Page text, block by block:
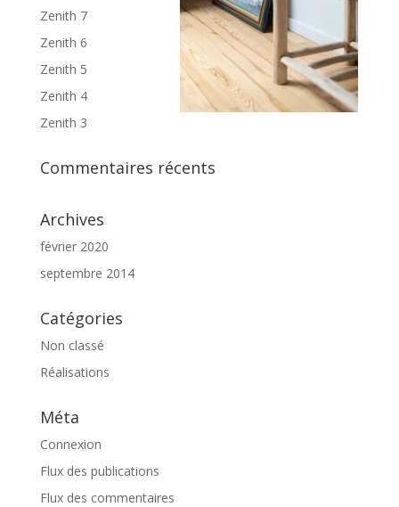
Zenith 7
Zenith 6
Zenith 5
Zenith 4
Zenith 3
Commentaires récents
Archives
février 2020
septembre 2014
Catégories
Non classé
Réalisations
Méta
Connexion
Flux des publications
Flux des commentaires